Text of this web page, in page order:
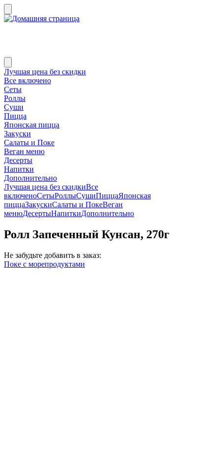
Лучшая цена без скидки
Все включено
Сеты
Роллы
Суши
Пицца
Японская пицца
Закуски
Салаты и Поке
Веган меню
Десерты
Напитки
Дополнительно
Лучшая цена без скидкиВсе
включеноСетыРоллыСушиПиццаЯпонская
пиццаЗакускиСалаты и ПокеВеган
менюДесертыНапиткиДополнительно
Ролл Запеченный Кунсан, 270г
Не забудьте добавить в заказ:
Поке с морепродуктами